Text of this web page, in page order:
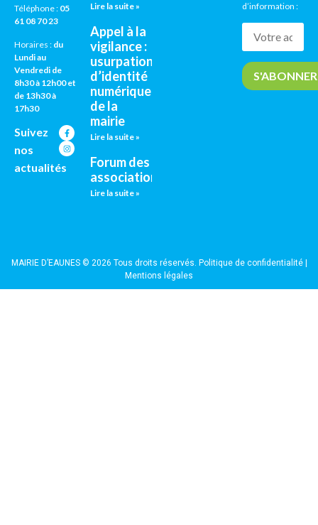
Téléphone : 05
61 08 70 23
Horaires : du
Lundi au
Vendredi de
8h30 à 12h00 et
de 13h30 à
17h30
Suivez
nos
actualités
Lire la suite »
Appel à la
vigilance :
usurpation
d’identité
numérique
de la
mairie
Lire la suite »
Forum des
associations
Lire la suite »
d’information :
MAIRIE D’EAUNES © 2026 Tous droits réservés. Politique de confidentialité|
Mentions légales